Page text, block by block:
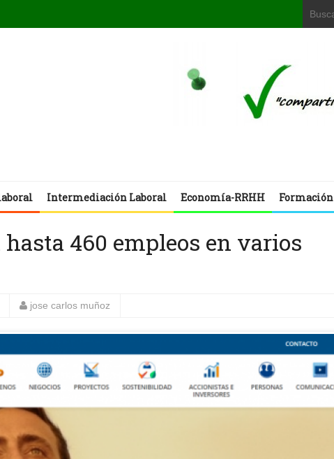
Intermediación Laboral Economía-RRHH Formación
460 empleos en varios
jose carlos muñoz